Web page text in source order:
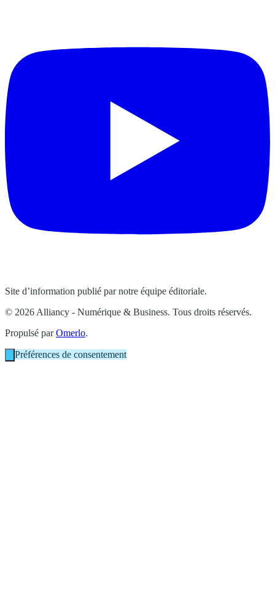
Site d’information publié par notre équipe éditoriale.
© 2026 Alliancy - Numérique & Business. Tous droits réservés.
Propulsé parOmerlo.
Préférences de consentement